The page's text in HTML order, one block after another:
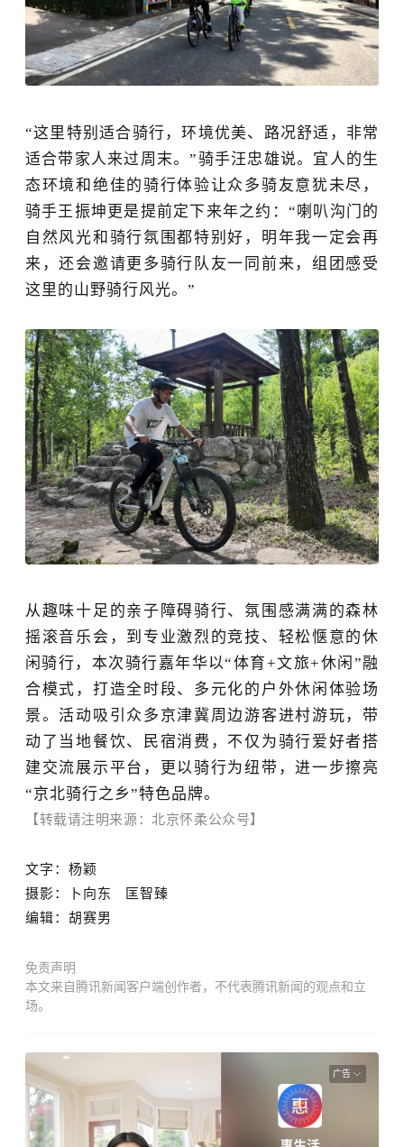
“这里特别适合骑行，环境优美、路况舒适，非常
适合带家人来过周末。”骑手汪忠雄说。宜人的生
态环境和绝佳的骑行体验让众多骑友意犹未尽，
骑手王振坤更是提前定下来年之约：“喇叭沟门的
自然风光和骑行氛围都特别好，明年我一定会再
来，还会邀请更多骑行队友一同前来，组团感受
这里的山野骑行风光。”
从趣味十足的亲子障碍骑行、氛围感满满的森林
摇滚音乐会，到专业激烈的竞技、轻松惬意的休
闲骑行，本次骑行嘉年华以“体育+文旅+休闲”融
合模式，打造全时段、多元化的户外休闲体验场
景。活动吸引众多京津冀周边游客进村游玩，带
动了当地餐饮、民宿消费， 不仅为骑行爱好者搭
建交流展示平台，更以骑行为纽带，进一步擦亮
“京北骑行之乡”特色品牌。
【转载请注明来源：北京怀柔公众号】
文字：杨颖
摄影：卜向东 匡智臻
编辑：胡赛男
免责声明
本文来自腾讯新闻客户端创作者，不代表腾讯新闻的观点和立
场。
广告